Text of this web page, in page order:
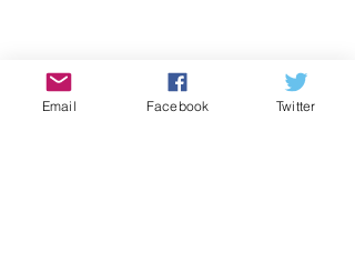
Email Facebook Twitter